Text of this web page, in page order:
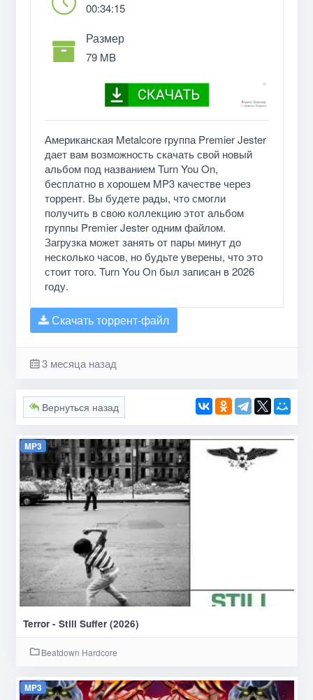
00:34:15
Размер
79 MB
Американская Metalcore группа Premier Jester
дает вам возможность скачать свой новый
альбом под названием Turn You On,
бесплатно в хорошем MP3 качестве через
торрент. Вы будете рады, что смогли
получить в свою коллекцию этот альбом
группы Premier Jester одним файлом.
Загрузка может занять от пары минут до
несколько часов, но будьте уверены, что это
стоит того. Turn You On был записан в 2026
году.
Скачать торрент-файл
3 месяца назад
Вернуться назад
MP3
Terror - Still Suffer (2026)
Beatdown Hardcore
MP3